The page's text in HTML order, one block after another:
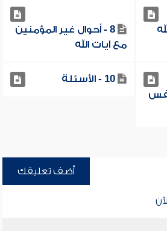
8 - أحوال غير المؤمنين
مع آيات الله
10 - الأسئلة
أضف تعليقك